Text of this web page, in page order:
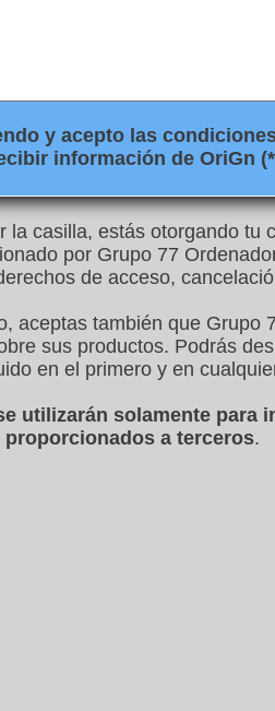
y acepto las
información de OriGn
la casilla, estás otorgando tu
por Grupo 77
de acceso,
aceptas también que Grupo
sus productos. Podrás
en el primero y en
utilizarán solamente para
proporcionados a terceros.